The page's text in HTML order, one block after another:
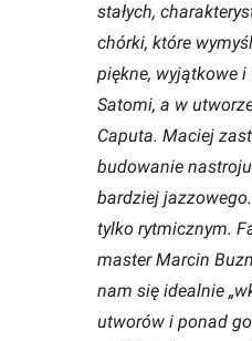
stałych,
chórki, które
piękne, wyjątkowe
Satomi, a w
Caputa. Maciej
budowanie
bardziej
tylko rytmicznym.
master Marcin
nam się idealnie
utworów i ponad